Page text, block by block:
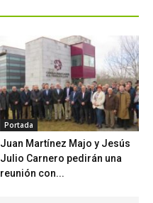
Portada
Juan Martínez Majo y Jesús
Julio Carnero pedirán una
reunión con...